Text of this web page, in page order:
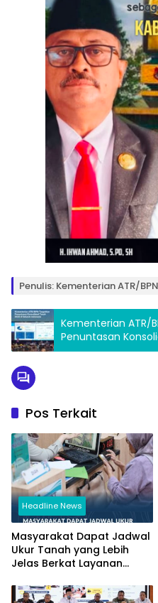
Penulis: Kementerian ATR/BPN
Kementerian ATR/
Penuntasan
Seluruh Indonesia
Pos Terkait
Headline News
Masyarakat Dapat Jadwal
Ukur Tanah yang Lebih
Jelas Berkat Layanan